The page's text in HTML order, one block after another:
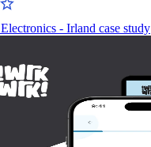
- Irland case study